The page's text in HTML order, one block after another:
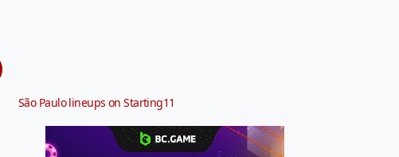
São Paulo lineups on Starting11